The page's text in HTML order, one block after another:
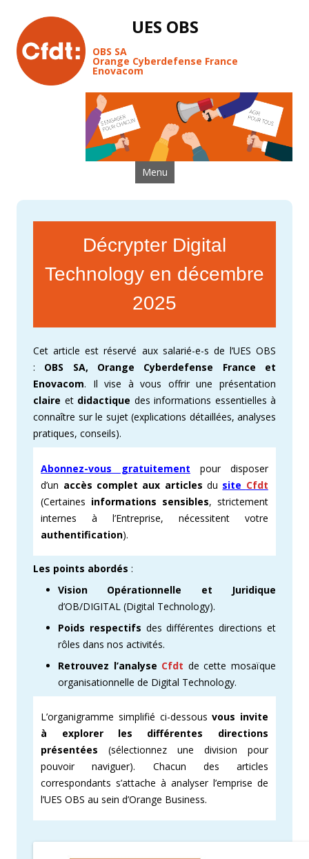
UES OBS
OBS SA
Orange Cyberdefense France
Enovacom
Menu Aller au contenu
Décrypter Digital
Technology en décembre
2025
Cet article est réservé aux salarié-e-s de l’UES OBS
: OBS SA, Orange Cyberdefense France et
Enovacom. Il vise à vous offrir une présentation
claire et didactique des informations essentielles à
connaître sur le sujet (explications détaillées, analyses
pratiques, conseils).
Abonnez-vous gratuitement pour disposer
d’un accès complet aux articles du site Cfdt
(Certaines informations sensibles, strictement
internes à l’Entreprise, nécessitent votre
authentification).
Les points abordés :
Vision Opérationnelle et Juridique
d’OB/DIGITAL (Digital Technology).
Poids respectifs des différentes directions et
rôles dans nos activités.
Retrouvez l’analyse Cfdt de cette mosaïque
organisationnelle de Digital Technology.
L’organigramme simplifié ci-dessousvous invite
à explorer les différentes directions
présentées (sélectionnez une division pour
pouvoir naviguer). Chacun des articles
correspondants s’attache à analyser l’emprise de
l’UES OBS au sein d’Orange Business.